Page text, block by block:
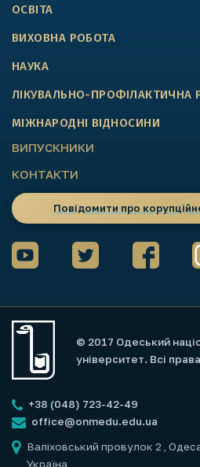
ОСВІТА
ВИХОВНА РОБОТА
НАУКА
ЛІКУВАЛЬНО-ПРОФІЛАКТИЧНА
МІЖНАРОДНІ ВІДНОСИНИ
ВИПУСКНИКИ
КОНТАКТИ
Повідомити про
© 2017 Одеський
університет. Всі
+38 (048) 723-42-49
office@onmedu.edu.ua
Валіховський провулок 2 ,
Україна